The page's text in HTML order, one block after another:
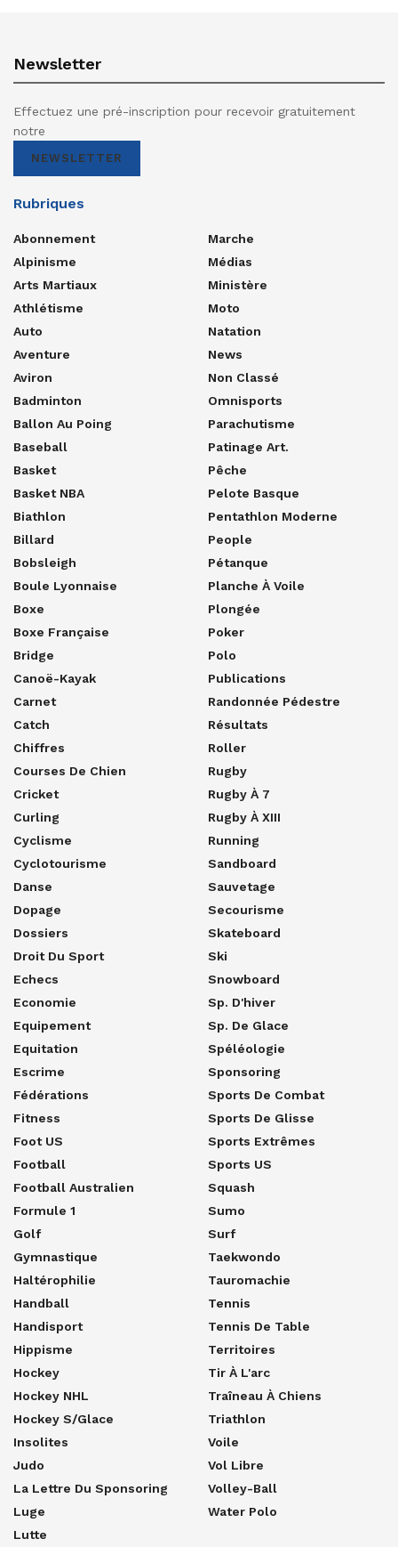
Newsletter
Effectuez une pré-inscription pour recevoir gratuitement
notre
NEWSLETTER
Rubriques
Abonnement
Alpinisme
Arts Martiaux
Athlétisme
Auto
Aventure
Aviron
Badminton
Ballon Au Poing
Baseball
Basket
Basket NBA
Biathlon
Billard
Bobsleigh
Boule Lyonnaise
Boxe
Boxe Française
Bridge
Canoë-Kayak
Carnet
Catch
Chiffres
Courses De Chien
Cricket
Curling
Cyclisme
Cyclotourisme
Danse
Dopage
Dossiers
Droit Du Sport
Echecs
Economie
Equipement
Equitation
Escrime
Fédérations
Fitness
Foot US
Football
Football Australien
Formule 1
Golf
Gymnastique
Haltérophilie
Handball
Handisport
Hippisme
Hockey
Hockey NHL
Hockey S/glace
Insolites
Judo
La Lettre Du Sponsoring
Luge
Lutte
Marche
Médias
Ministère
Moto
Natation
News
Non Classé
Omnisports
Parachutisme
Patinage Art.
Pêche
Pelote Basque
Pentathlon Moderne
People
Pétanque
Planche À Voile
Plongée
Poker
Polo
Publications
Randonnée Pédestre
Résultats
Roller
Rugby
Rugby À 7
Rugby À XIII
Running
Sandboard
Sauvetage
Secourisme
Skateboard
Ski
Snowboard
Sp. D'hiver
Sp. De Glace
Spéléologie
Sponsoring
Sports De Combat
Sports De Glisse
Sports Extrêmes
Sports US
Squash
Sumo
Surf
Taekwondo
Tauromachie
Tennis
Tennis De Table
Territoires
Tir À L'arc
Traîneau À Chiens
Triathlon
Voile
Vol Libre
Volley-Ball
Water Polo